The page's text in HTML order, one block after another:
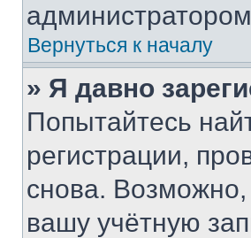
Вернуться к началу
» Я давно
Попытайтесь
регистрации,
снова.
вашу учётную